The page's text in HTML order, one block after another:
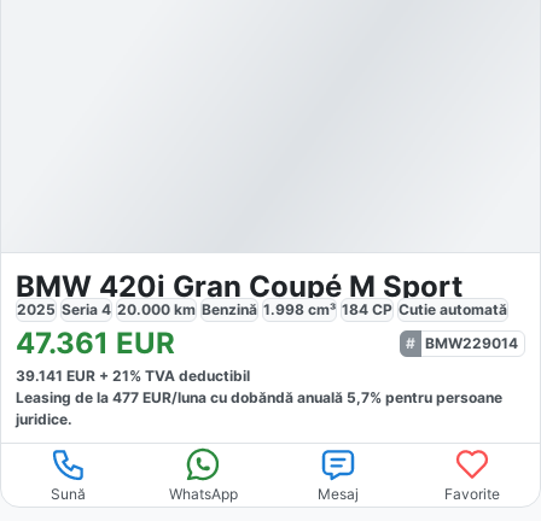
BMW 420i Gran Coupé M Sport
2025 Seria 4 20.000 km Benzină 1.998 cm³ 184 CP Cutie automată
47.361 EUR
BMW229014
39.141 EUR + 21% TVA deductibil
Leasing de la 477 EUR/luna cu dobăndă anuală 5,7% pentru persoane
juridice.
Sună WhatsApp Mesaj Favorite